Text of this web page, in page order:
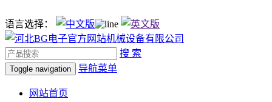
语言选择：
搜 索
Toggle navigation 导航菜单
网站首页